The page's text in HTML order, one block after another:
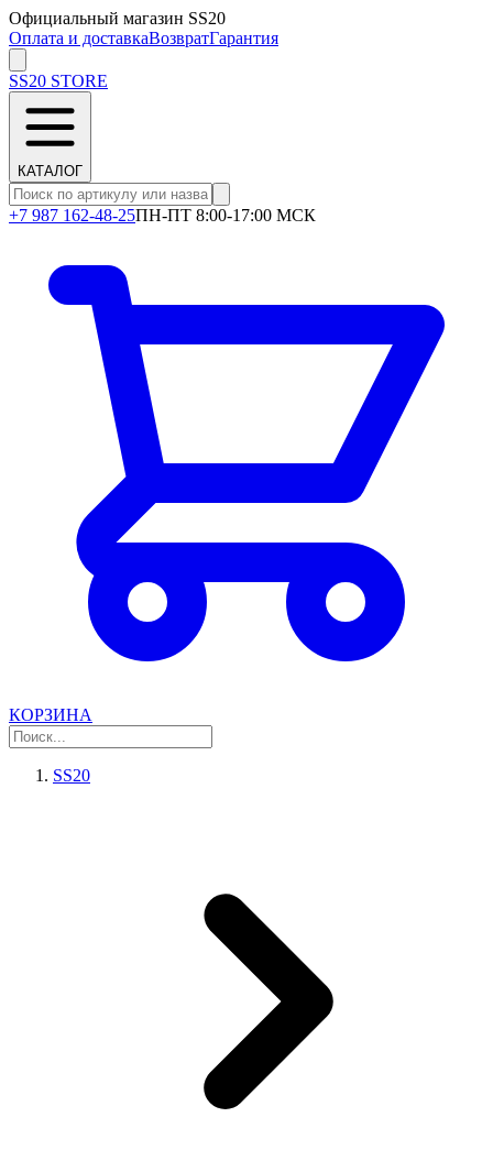
Официальный магазин SS20
Оплата и доставкаВозвратГарантия
SS20 STORE
КАТАЛОГ
+7 987 162-48-25ПН-ПТ 8:00-17:00 МСК
КОРЗИНА
SS20